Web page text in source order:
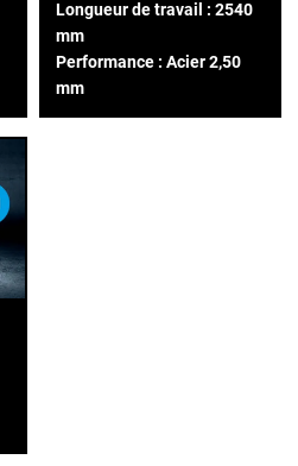
Longueur de travail : 2540
mm
Performance : Acier 2,50
mm